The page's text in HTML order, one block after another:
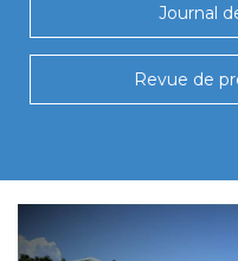
Journal
Revue de